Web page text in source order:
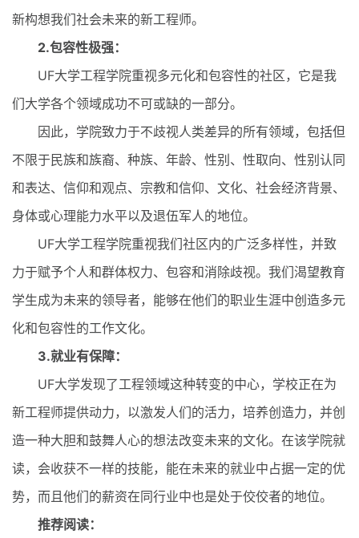
新构想我们社会未来的新工程师。
2.包容性极强：
UF大学工程学院重视多元化和包容性的社区，它是我
们大学各个领域成功不可或缺的一部分。
因此，学院致力于不歧视人类差异的所有领域，包括但
不限于民族和族裔、种族、年龄、性别、性取向、性别认同
和表达、信仰和观点、宗教和信仰、文化、社会经济背景、
身体或心理能力水平以及退伍军人的地位。
UF大学工程学院重视我们社区内的广泛多样性，并致
力于赋予个人和群体权力、包容和消除歧视。我们渴望教育
学生成为未来的领导者，能够在他们的职业生涯中创造多元
化和包容性的工作文化。
3.就业有保障：
UF大学发现了工程领域这种转变的中心，学校正在为
新工程师提供动力，以激发人们的活力，培养创造力，并创
造一种大胆和鼓舞人心的想法改变未来的文化。在该学院就
读，会收获不一样的技能，能在未来的就业中占据一定的优
势，而且他们的薪资在同行业中也是处于佼佼者的地位。
推荐阅读：